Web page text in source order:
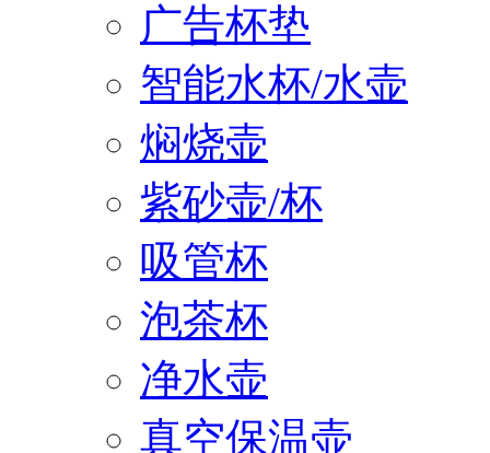
广告杯垫
智能水杯/水壶
焖烧壶
紫砂壶/杯
吸管杯
泡茶杯
净水壶
真空保温壶